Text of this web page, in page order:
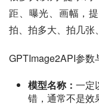
距、曝光、画幅，
拍、拍多大、拍几张
GPTImage2API参数
模型名称： 一定
错，通常不是效